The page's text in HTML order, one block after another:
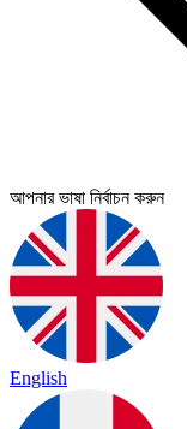
আপনার ভাষা নির্বাচন করুন
English